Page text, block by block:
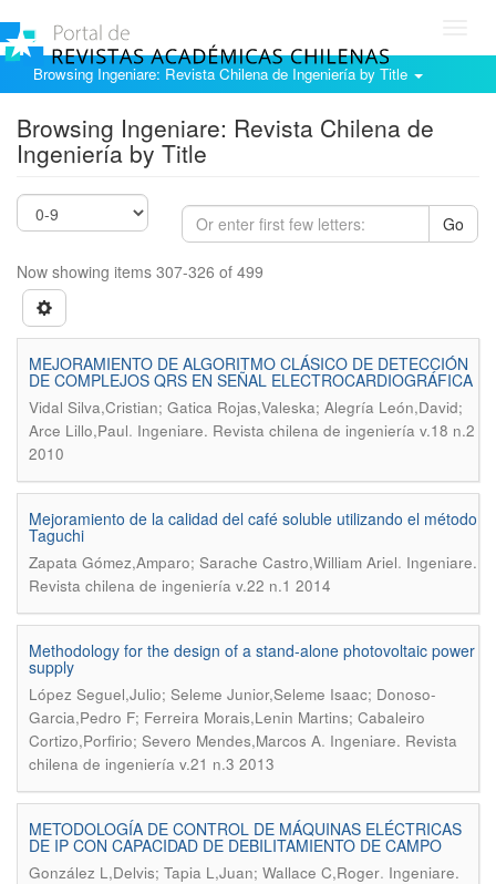
Browsing Ingeniare: Revista Chilena de Ingeniería by Title
Browsing Ingeniare: Revista Chilena de
Ingeniería by Title
Go
Now showing items 307-326 of 499
MEJORAMIENTO DE ALGORITMO CLÁSICO DE DETECCIÓN
DE COMPLEJOS QRS EN SEÑAL ELECTROCARDIOGRÁFICA
Vidal Silva,Cristian; Gatica Rojas,Valeska; Alegría León,David;
Arce Lillo,Paul. Ingeniare. Revista chilena de ingeniería v.18 n.2
2010
Mejoramiento de la calidad del café soluble utilizando el método
Taguchi
Zapata Gómez,Amparo; Sarache Castro,William Ariel. Ingeniare.
Revista chilena de ingeniería v.22 n.1 2014
Methodology for the design of a stand-alone photovoltaic power
supply
López Seguel,Julio; Seleme Junior,Seleme Isaac; Donoso-
Garcia,Pedro F; Ferreira Morais,Lenin Martins; Cabaleiro
Cortizo,Porfirio; Severo Mendes,Marcos A. Ingeniare. Revista
chilena de ingeniería v.21 n.3 2013
METODOLOGÍA DE CONTROL DE MÁQUINAS ELÉCTRICAS
DE IP CON CAPACIDAD DE DEBILITAMIENTO DE CAMPO
González L,Delvis; Tapia L,Juan; Wallace C,Roger. Ingeniare.